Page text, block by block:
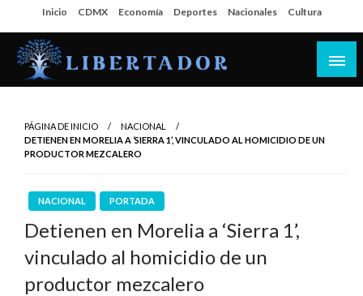
al
contenido
Inicio CDMX Economía Deportes Nacionales Cultura
PÁGINA DE INICIO
NACIONAL
DETIENEN EN MORELIA A ‘SIERRA 1’, VINCULADO AL HOMICIDIO DE UN
PRODUCTOR MEZCALERO
NACIONAL PORTADA
Detienen en Morelia a ‘Sierra 1’,
vinculado al homicidio de un
productor mezcalero